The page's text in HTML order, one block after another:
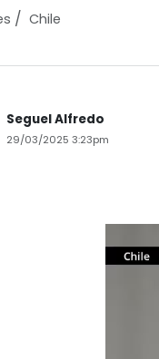
/ Chile
Seguel Alfredo
29/03/2025 3:23pm